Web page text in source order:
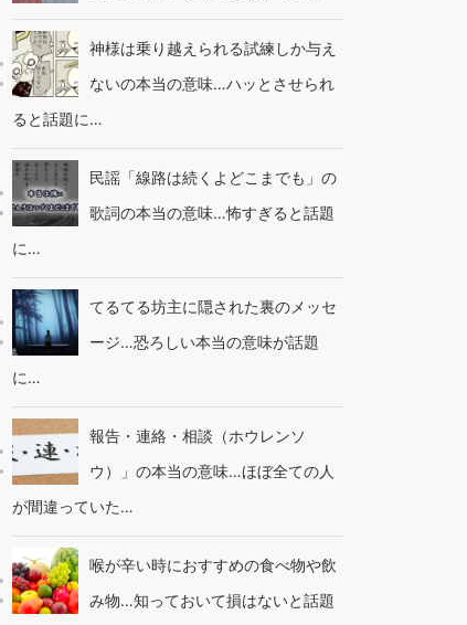
神様は乗り越えられる試練しか与え
ないの本当の意味…ハッとさせられ
ると話題に…
民謡「線路は続くよどこまでも」の
歌詞の本当の意味…怖すぎると話題
に…
てるてる坊主に隠された裏のメッセ
ージ…恐ろしい本当の意味が話題
に…
報告・連絡・相談（ホウレンソ
ウ）」の本当の意味…ほぼ全ての人
が間違っていた…
喉が辛い時におすすめの食べ物や飲
み物…知っておいて損はないと話題